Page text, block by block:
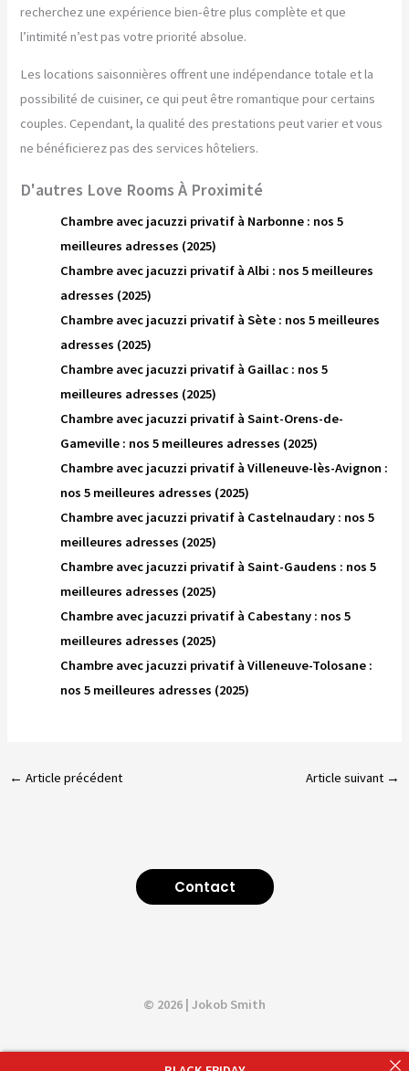
recherchez une expérience bien-être plus complète et que
l’intimité n’est pas votre priorité absolue.
Les locations saisonnières offrent une indépendance totale et la
possibilité de cuisiner, ce qui peut être romantique pour certains
couples. Cependant, la qualité des prestations peut varier et vous
ne bénéficierez pas des services hôteliers.
D'autres Love Rooms À Proximité
Chambre avec jacuzzi privatif à Narbonne : nos 5
meilleures adresses (2025)
Chambre avec jacuzzi privatif à Albi : nos 5 meilleures
adresses (2025)
Chambre avec jacuzzi privatif à Sète : nos 5 meilleures
adresses (2025)
Chambre avec jacuzzi privatif à Gaillac : nos 5
meilleures adresses (2025)
Chambre avec jacuzzi privatif à Saint-Orens-de-
Gameville : nos 5 meilleures adresses (2025)
Chambre avec jacuzzi privatif à Villeneuve-lès-Avignon :
nos 5 meilleures adresses (2025)
Chambre avec jacuzzi privatif à Castelnaudary : nos 5
meilleures adresses (2025)
Chambre avec jacuzzi privatif à Saint-Gaudens : nos 5
meilleures adresses (2025)
Chambre avec jacuzzi privatif à Cabestany : nos 5
meilleures adresses (2025)
Chambre avec jacuzzi privatif à Villeneuve-Tolosane :
nos 5 meilleures adresses (2025)
← Article précédent Article suivant →
Contact
© 2026 | Jokob Smith